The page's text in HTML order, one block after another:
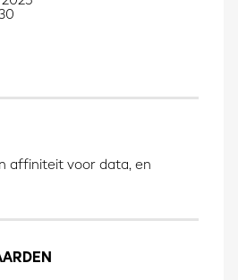
affiniteit voor data, en